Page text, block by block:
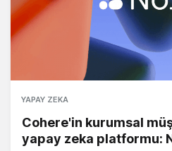
YAPAY ZEKA
Cohere'in kurumsal
yapay zeka platformu: